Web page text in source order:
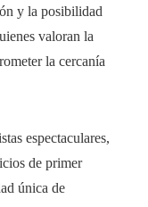
y la posibilidad
valoran la
la cercanía
espectaculares,
de primer
única de